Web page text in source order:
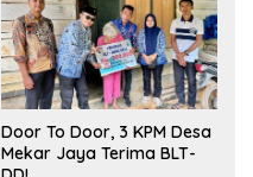
Door To Door, 3 KPM Desa
Mekar Jaya Terima BLT-